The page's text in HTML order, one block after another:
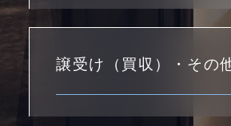
譲受け（買収）・その